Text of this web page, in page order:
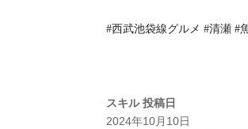
#西武池袋線グルメ #清瀬 #
スキル 投稿日
2024年10月10日